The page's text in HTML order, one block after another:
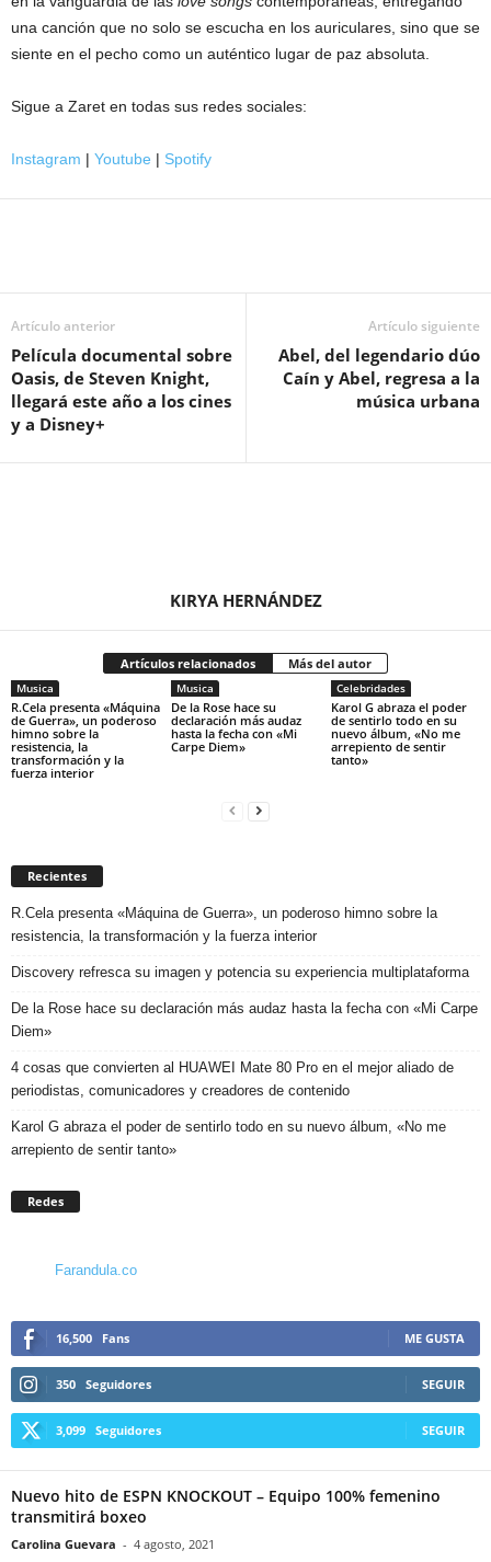
una canción que no solo se escucha en los auriculares, sino que se
siente en el pecho como un auténtico lugar de paz absoluta.
Sigue a Zaret en todas sus redes sociales:
Instagram | Youtube | Spotify
Artículo anterior
Película documental sobre
Oasis, de Steven Knight,
llegará este año a los cines
y a Disney+
Artículo siguiente
Abel, del legendario dúo
Caín y Abel, regresa a la
música urbana
KIRYA HERNÁNDEZ
Artículos relacionados Más del autor
Musica
R.Cela presenta «Máquina
de Guerra», un poderoso
himno sobre la
resistencia, la
transformación y la
fuerza interior
Musica
De la Rose hace su
declaración más audaz
hasta la fecha con «Mi
Carpe Diem»
Celebridades
Karol G abraza el poder
de sentirlo todo en su
nuevo álbum, «No me
arrepiento de sentir
tanto»
Recientes
R.Cela presenta «Máquina de Guerra», un poderoso himno sobre la
resistencia, la transformación y la fuerza interior
Discovery refresca su imagen y potencia su experiencia multiplataforma
De la Rose hace su declaración más audaz hasta la fecha con «Mi Carpe
Diem»
4 cosas que convierten al HUAWEI Mate 80 Pro en el mejor aliado de
periodistas, comunicadores y creadores de contenido
Karol G abraza el poder de sentirlo todo en su nuevo álbum, «No me
arrepiento de sentir tanto»
Redes
Farandula.co
16,500 Fans ME GUSTA
350 Seguidores SEGUIR
3,099 Seguidores SEGUIR
Nuevo hito de ESPN KNOCKOUT – Equipo 100% femenino
transmitirá boxeo
Carolina Guevara - 4 agosto, 2021